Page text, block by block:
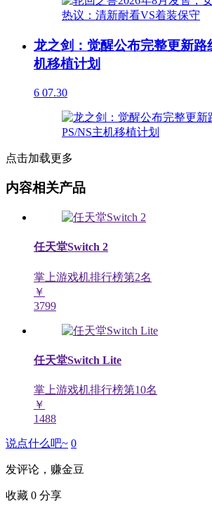
龙之剑：觉醒公布完整更新路
机移植计划
6 07.30
点击加载更多
内容相关产品
任天堂Switch 2
掌上游戏机排行榜第2名
￥
3799
任天堂Switch Lite
掌上游戏机排行榜第10名
￥
1488
说点什么吧~ 0
发评论，赚金豆
收藏 0 分享